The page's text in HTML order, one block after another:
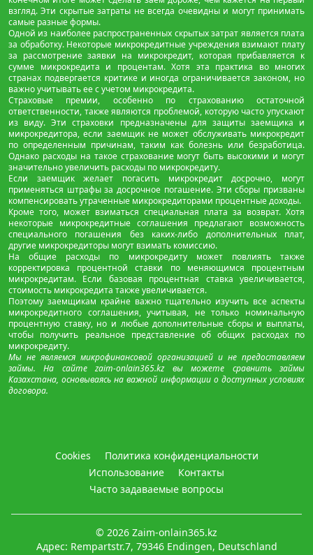
взгляд. Эти скрытые затраты не всегда очевидны и могут принимать
самые разные формы.
Одной из наиболее распространенных скрытых затрат является плата
за обработку. Некоторые микрокредитные учреждения взимают плату
за рассмотрение заявки на микрокредит, которая прибавляется к
сумме микрокредита и процентам. Хотя эта практика во многих
странах подвергается критике и иногда ограничивается законом, но
важно учитывать ее с учетом микрокредита.
Страховые премии, особенно по страхованию остаточной
ответственности, также являются проблемой, которую часто упускают
из виду. Эти страховки предназначены для защиты заемщика и
микрокредитора, если заемщик не может обслуживать микрокредит
по определенным причинам, таким как болезнь или безработица.
Однако расходы на такое страхование могут быть высокими и могут
значительно увеличить расходы по микрокредиту.
Если заемщик желает погасить микрокредит досрочно, могут
применяться штрафы за досрочное погашение. Эти сборы призваны
компенсировать утраченные микрокредиторами процентные доходы.
Кроме того, может взиматься специальная плата за возврат. Хотя
некоторые микрокредитные соглашения предлагают возможность
специального погашения без каких-либо дополнительных плат,
другие микрокредиторы могут взимать комиссию.
На общие расходы по микрокредиту может повлиять также
корректировка процентной ставки по меняющимся процентным
микрокредитам. Если базовая процентная ставка увеличивается,
стоимость микрокредита также увеличивается.
Поэтому заемщикам крайне важно тщательно изучить все аспекты
микрокредитного соглашения, учитывая, не только номинальную
процентную ставку, но и любые дополнительные сборы и выплаты,
чтобы получить реальное представление об общих расходах по
микрокредиту.
Мы не являемся микрофинансовой организацией и не предоставляем
займы. На сайте zaim-onlain365.kz вы можете сравнить займы
Казахстана, основываясь на важной информации о доступных условиях
договора.
Cookies
Политика конфиденциальности
Использование
Контакты
Часто задаваемые вопросы
© 2026 Zaim-onlain365.kz
Адрес: Rempartstr.7, 79346 Endingen, Deutschland